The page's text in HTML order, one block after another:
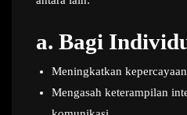
a. Bagi
Meningkatkan
Mengasah keterampilan